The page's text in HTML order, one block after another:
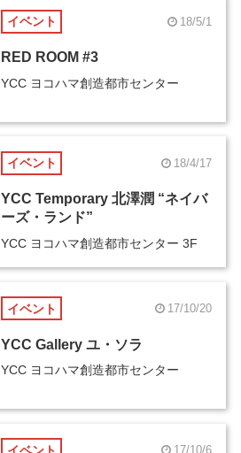
イベント 18/5/1
RED ROOM #3
YCC ヨコハマ創造都市センター
イベント 18/4/17
YCC Temporary 北澤潤 “ネイバ
ーズ・ランド”
YCC ヨコハマ創造都市センター 3F
イベント 17/10/20
YCC Gallery ユ・ソラ
YCC ヨコハマ創造都市センター
イベント 17/10/6